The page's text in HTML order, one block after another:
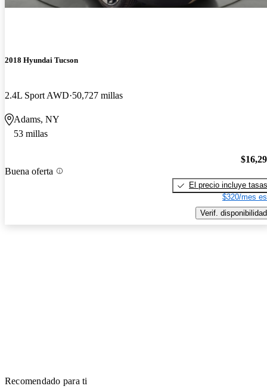
2018 Hyundai Tucson
2.4L Sport AWD 50,727 millas
Adams, NY
53 millas
Buena oferta
El precio incluye tasas
$320/mes
Verif. disponibilidad
Recomendado para ti